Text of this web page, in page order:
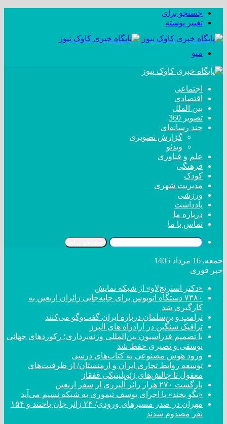
جستجو برای
تغییر پوسته
منو
اجتماعی
اقتصادی
بین الملل
تصویر 360
چند رسانه‌ای
گزارش تصویری
ویدئو
علم و فناوری
فرهنگی
کودک
مدیریت شهری
ورزشی
یادداشت
درباره ما
تماس با ما
جمعه, 16 مرداد 1405
خبر فوری
«دکتر استرنج‌لاو» از شبکه نمایش
۷۳۸۰ دستگاه اتوبوس برای جابه‌جایی زائران اربعین به
کارگیری شد
ترامپ و بن‌سلمان درباره ایران گفت‌و‌گو می‌کنند
ترافیک سنگین در آزادراه های البرز
با تصمیم فدراسیون بین‌المللی وزنه‌برداری؛ رکورد‌های جهانی
یوسفی و نصیری حفظ شد
ورود هوش مصنوعی به کتاب‌های درسی
توسعه روابط تجاری ایران و ارمنستان/ از ظرفیت‌های
مغفول تا چالش‌های ژئوپلیتیکی قفقاز
بازگشت ۲۷۰ هزار زائر البرزی از سفر اربعین
«بگو بخند» با اجرای یوسف تیموری به شبکه نسیم می‌آید
مهران در صدر مسیر‌های ورودی/ ۲۴ زائر جان باختند و ۱۵۴
نفر مصدوم شدند